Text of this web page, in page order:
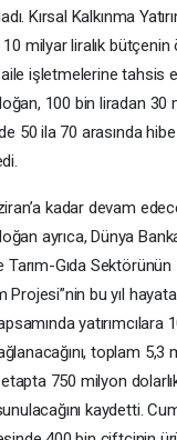
Kırsal Kalkınma
10 milyar liralık
aile işletmelerine tahsis
100 bin liradan 30
50 ila 70 arasında
kadar devam
ayrıca, Dünya
Tarım-Gıda
Projesi”nin bu yıl
yatırımcılara
toplam 5,3
750 milyon
kaydetti.